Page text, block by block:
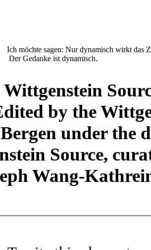
Ich möchte sagen: Nur dynamisch wirkt das
Der Gedanke ist dynamisch.
Wittgenstein
by the
under the
Source,
Wang-